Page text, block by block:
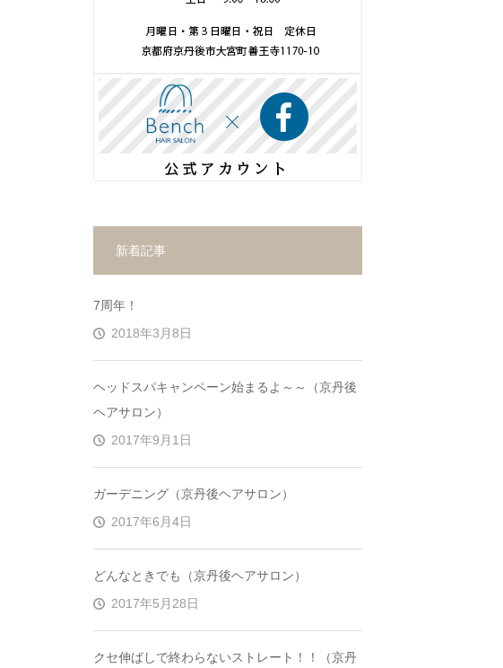
新着記事
7周年！
2018年3月8日
ヘッドスパキャンペーン始まるよ～～（京丹後
ヘアサロン）
2017年9月1日
ガーデニング（京丹後ヘアサロン）
2017年6月4日
どんなときでも（京丹後ヘアサロン）
2017年5月28日
クセ伸ばしで終わらないストレート！！（京丹